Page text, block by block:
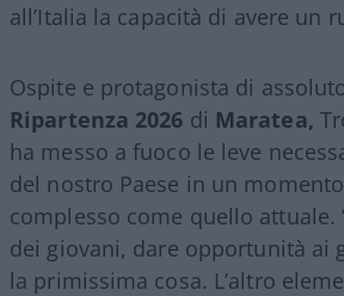
all’Italia la capacità di avere un
Ospite e protagonista di
Ripartenza 2026 di Maratea,
ha messo a fuoco le leve
del nostro Paese in un
complesso come quello attuale.
dei giovani, dare opportunità ai
la primissima cosa. L’altro